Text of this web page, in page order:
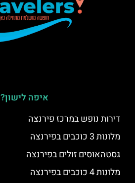
איפה לישון?
דירות נופש במרכז פירנצה
מלונות 3 כוכבים בפירנצה
גסטהאוסים זולים בפירנצה
מלונות 4 כוכבים בפירנצה